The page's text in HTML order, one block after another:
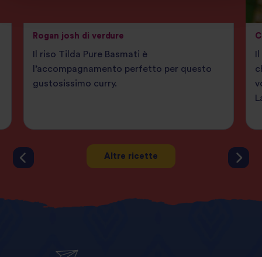
Rogan josh di verdure
Il riso Tilda Pure Basmati è
l’accompagnamento perfetto per questo
gustosissimo curry.
Altre ricette